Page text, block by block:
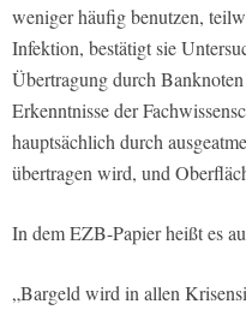
weniger häufig benutzen,
Infektion, bestätigt sie
Übertragung durch
Erkenntnisse der
hauptsächlich durch
übertragen wird, und
In dem EZB-Papier heißt es
„Bargeld wird in allen